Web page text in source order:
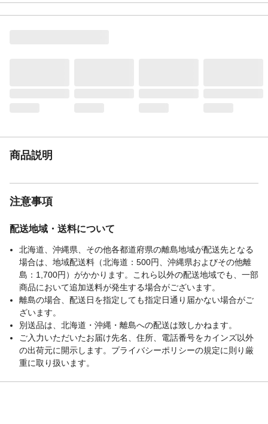
材質2
処理：焼き入れ(28～35HRC)、黒染仕上げ
商品説明
注意事項
配送地域・送料について
北海道、沖縄県、その他各都道府県の離島地域が配送先となる
場合は、地域配送料（北海道：500円、沖縄県およびその他離
島：1,700円）がかかります。これら以外の配送地域でも、一部
商品において追加送料が発生する場合がございます。
離島の場合、配送日を指定しても指定日通り届かない場合がご
ざいます。
別送品は、北海道・沖縄・離島への配送は致しかねます。
ご入力いただいたお届け先名、住所、電話番号をカインズ以外
の出荷元に開示します。プライバシーポリシーの規定に則り厳
重に取り扱います。